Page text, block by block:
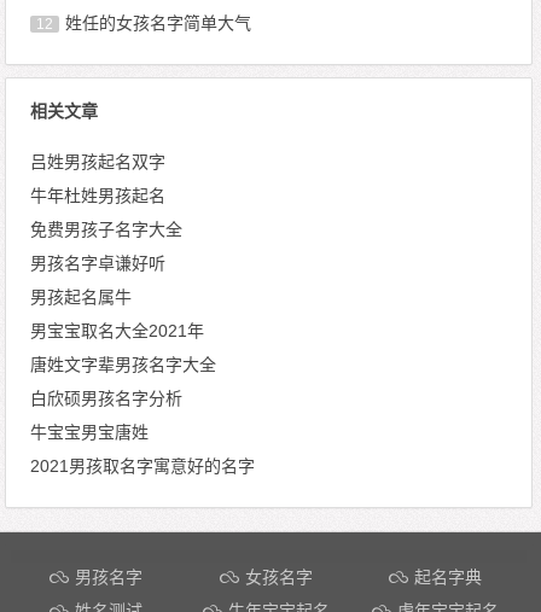
12 姓任的女孩名字简单大气
相关文章
吕姓男孩起名双字
牛年杜姓男孩起名
免费男孩子名字大全
男孩名字卓谦好听
男孩起名属牛
男宝宝取名大全2021年
唐姓文字辈男孩名字大全
白欣硕男孩名字分析
牛宝宝男宝唐姓
2021男孩取名字寓意好的名字
文章导航
男孩名字 女孩名字
起名字典